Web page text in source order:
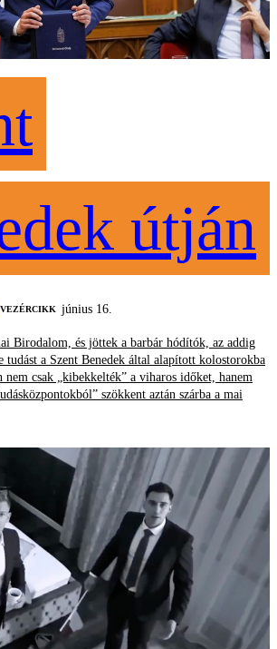
útján
VEZÉRCIKK június 16.
Birodalom, és jöttek a barbár hódítók, az addig
a Szent Benedek által alapított kolostorokba
nem csak „kibekkelték” a viharos időket, hanem
szökkent aztán szárba a mai